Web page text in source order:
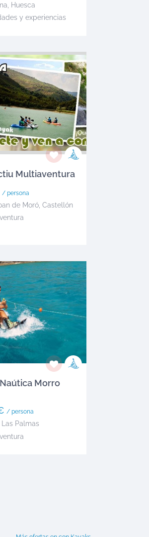
Huesca
y experiencias
Multiaventura
/ persona
de Moró, Castellón
Morro
/ persona
Las Palmas